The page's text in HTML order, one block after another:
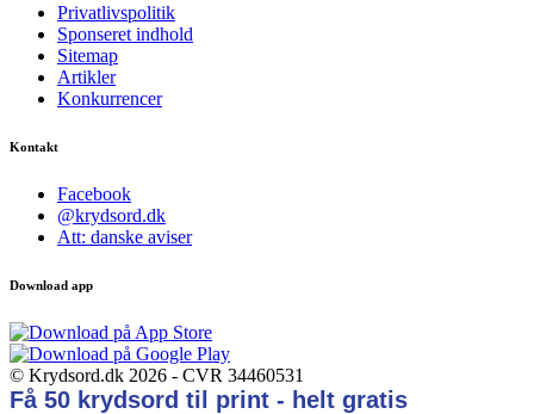
Privatlivspolitik
Sponseret indhold
Sitemap
Artikler
Konkurrencer
Kontakt
Facebook
@krydsord.dk
Att: danske aviser
Download app
© Krydsord.dk 2026 - CVR 34460531
Få 50 krydsord til print - helt gratis